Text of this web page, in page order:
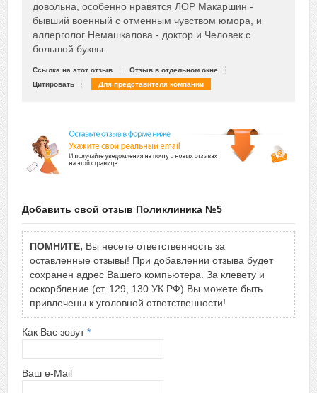
довольна, особенно нравятся ЛОР Макаршин -
бывший военный с отменным чувством юмора, и
аллерголог Немашкалова - доктор и Человек с
большой буквы.
Ссылка на этот отзыв
Отзыв в отдельном окне
Цитировать
Для представителя компании
Добавить свой отзыв Поликлиника №5
ПОМНИТЕ, Вы несете ответственность за
оставленные отзывы! При добавлении отзыва будет
сохранен адрес Вашего компьютера. За клевету и
оскорбление (ст. 129, 130 УК РФ) Вы можете быть
привлечены к уголовной ответственности!
Как Вас зовут*
Ваш e-Mail